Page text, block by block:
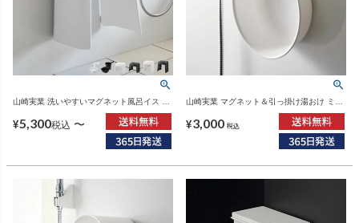
山崎実業 洗いやすいマグネット風呂イス タ
ーシリーズ
¥5,300税込 〜
山崎実業 マグネット＆引っ掛け湯おけ ミス
ト MIST | バスグッズ・風呂おけ
¥3,000 税込